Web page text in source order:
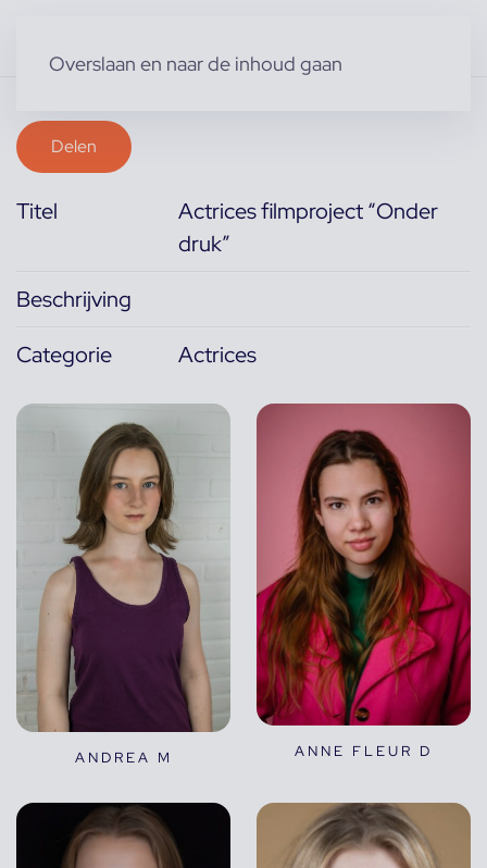
Overslaan en naar de inhoud gaan
Delen
Titel
Actrices filmproject “Onder
druk”
Beschrijving
Categorie
Actrices
ANDREA M ANNE FLEUR D